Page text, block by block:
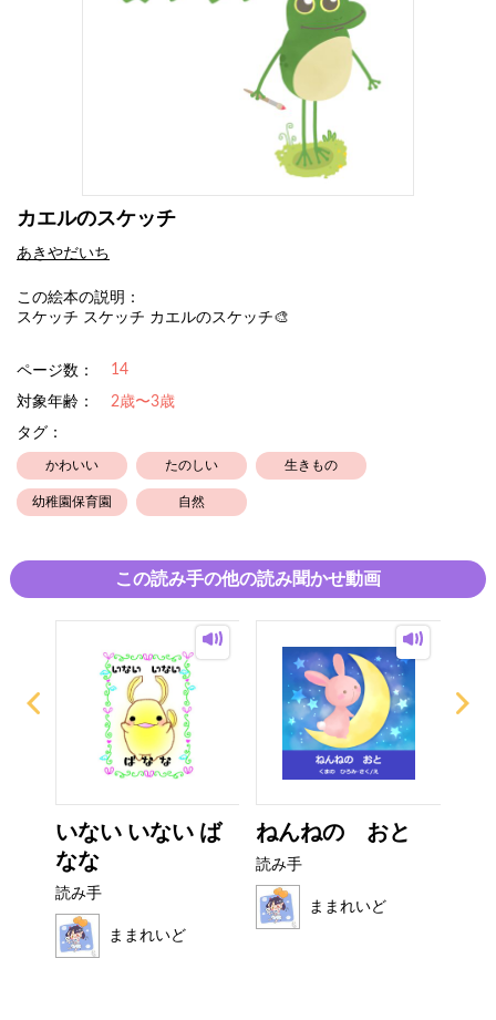
カエルのスケッチ
あきやだいち
この絵本の説明：
スケッチ スケッチ カエルのスケッチ🎨
ページ数： 14
対象年齢：
2歳〜3歳
タグ：
かわいい たのしい 生きもの
幼稚園保育園 自然
この読み手の他の読み聞かせ動画
いない いない ば
なな
読み手
ままれいど
ねんねの おと
読み手
ままれいど